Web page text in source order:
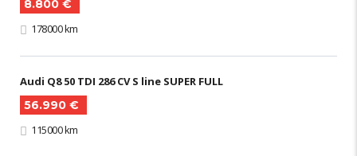
8.800 €
178000 km
Audi Q8 50 TDI 286 CV S line SUPER FULL
56.990 €
115000 km